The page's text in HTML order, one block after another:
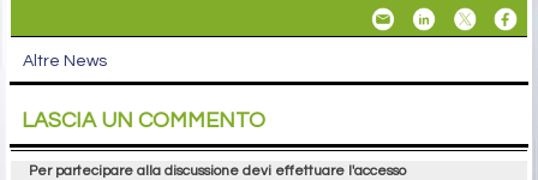
Altre News
LASCIA UN COMMENTO
Per partecipare alla discussione devi effettuare l'accesso